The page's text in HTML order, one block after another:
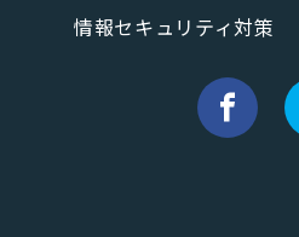
情報セキュリティ対策